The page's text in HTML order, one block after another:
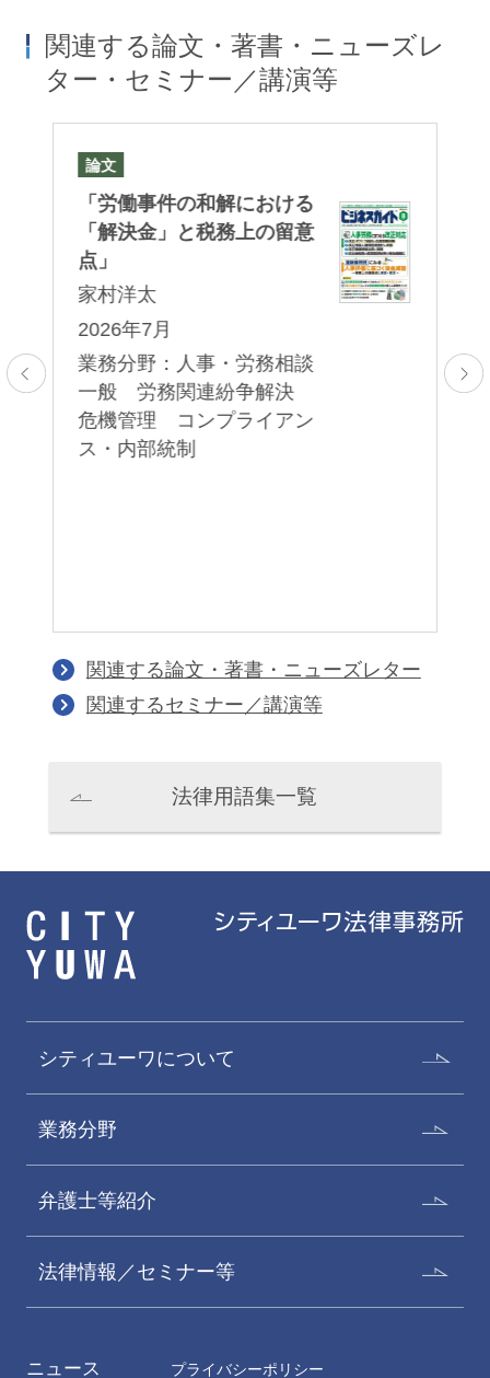
曾我貴志
Takashi Soga
パートナー
栗林康幸
Yasuyuki Kuribayashi
パートナー 二重橋オフィス
パートナー
パートナー
粟津卓郎
Takuro Awazu
貞弘賢太郎
パートナー
棚村友博
パートナー
関連する論文・著書・ニューズレ
ター・セミナー／講演等
論文
「労働事件の和解における
「解決金」と税務上の留意
点」
家村洋太
2026年7月
業務分野：人事・労務相談
一般 労務関連紛争解決
危機管理 コンプライアン
ス・内部統制
16
関連する論文・著書・ニューズレター
関連するセミナー／講演等
法律用語集一覧
シティユーワについて
業務分野
弁護士等紹介
法律情報／セミナー等
ニュース プライバシーポリシー